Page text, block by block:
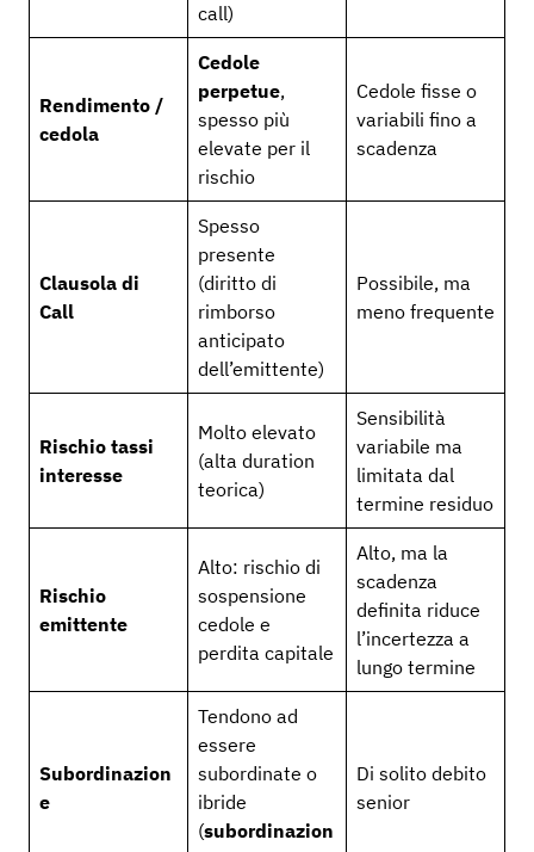
call)
Rendimento /
cedola
Cedole
perpetue,
spesso più
elevate per il
rischio
Cedole fisse o
variabili fino a
scadenza
Clausola di
Call
Spesso
presente
(diritto di
rimborso
anticipato
dell’emittente)
Possibile, ma
meno frequente
Rischio tassi
interesse
Molto elevato
(alta duration
teorica)
Sensibilità
variabile ma
limitata dal
termine residuo
Rischio
emittente
Alto: rischio di
sospensione
cedole e
perdita capitale
Alto, ma la
scadenza
definita riduce
l’incertezza a
lungo termine
Subordinazion
e
Tendono ad
essere
subordinate o
ibride
(subordinazion
Di solito debito
senior